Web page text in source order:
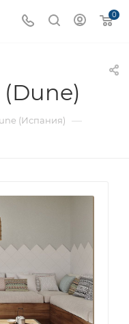
0
(Dune)
(Испания) —